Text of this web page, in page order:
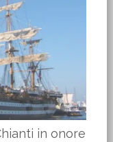
in onore